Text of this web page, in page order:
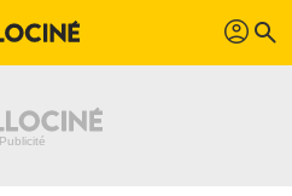
profil search